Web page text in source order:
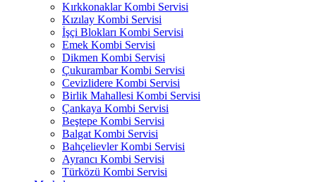
Kırkkonaklar Kombi Servisi
Kızılay Kombi Servisi
İşçi Blokları Kombi Servisi
Emek Kombi Servisi
Dikmen Kombi Servisi
Çukurambar Kombi Servisi
Cevizlidere Kombi Servisi
Birlik Mahallesi Kombi Servisi
Çankaya Kombi Servisi
Beştepe Kombi Servisi
Balgat Kombi Servisi
Bahçelievler Kombi Servisi
Ayrancı Kombi Servisi
Türközü Kombi Servisi